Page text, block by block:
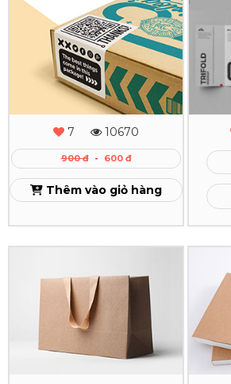
In
Nhãn
Decal
7 10670
900 đ - 600 đ
Thêm vào giỏ hàng
Tờ
Rơi
Túi
Giấy
Giá
Sổ
Tay